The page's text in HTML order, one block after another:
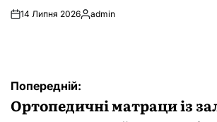
14 Липня 2026Опубліковано
admin
Навігація
записів
Попередній:
Ортопедичні матраци із